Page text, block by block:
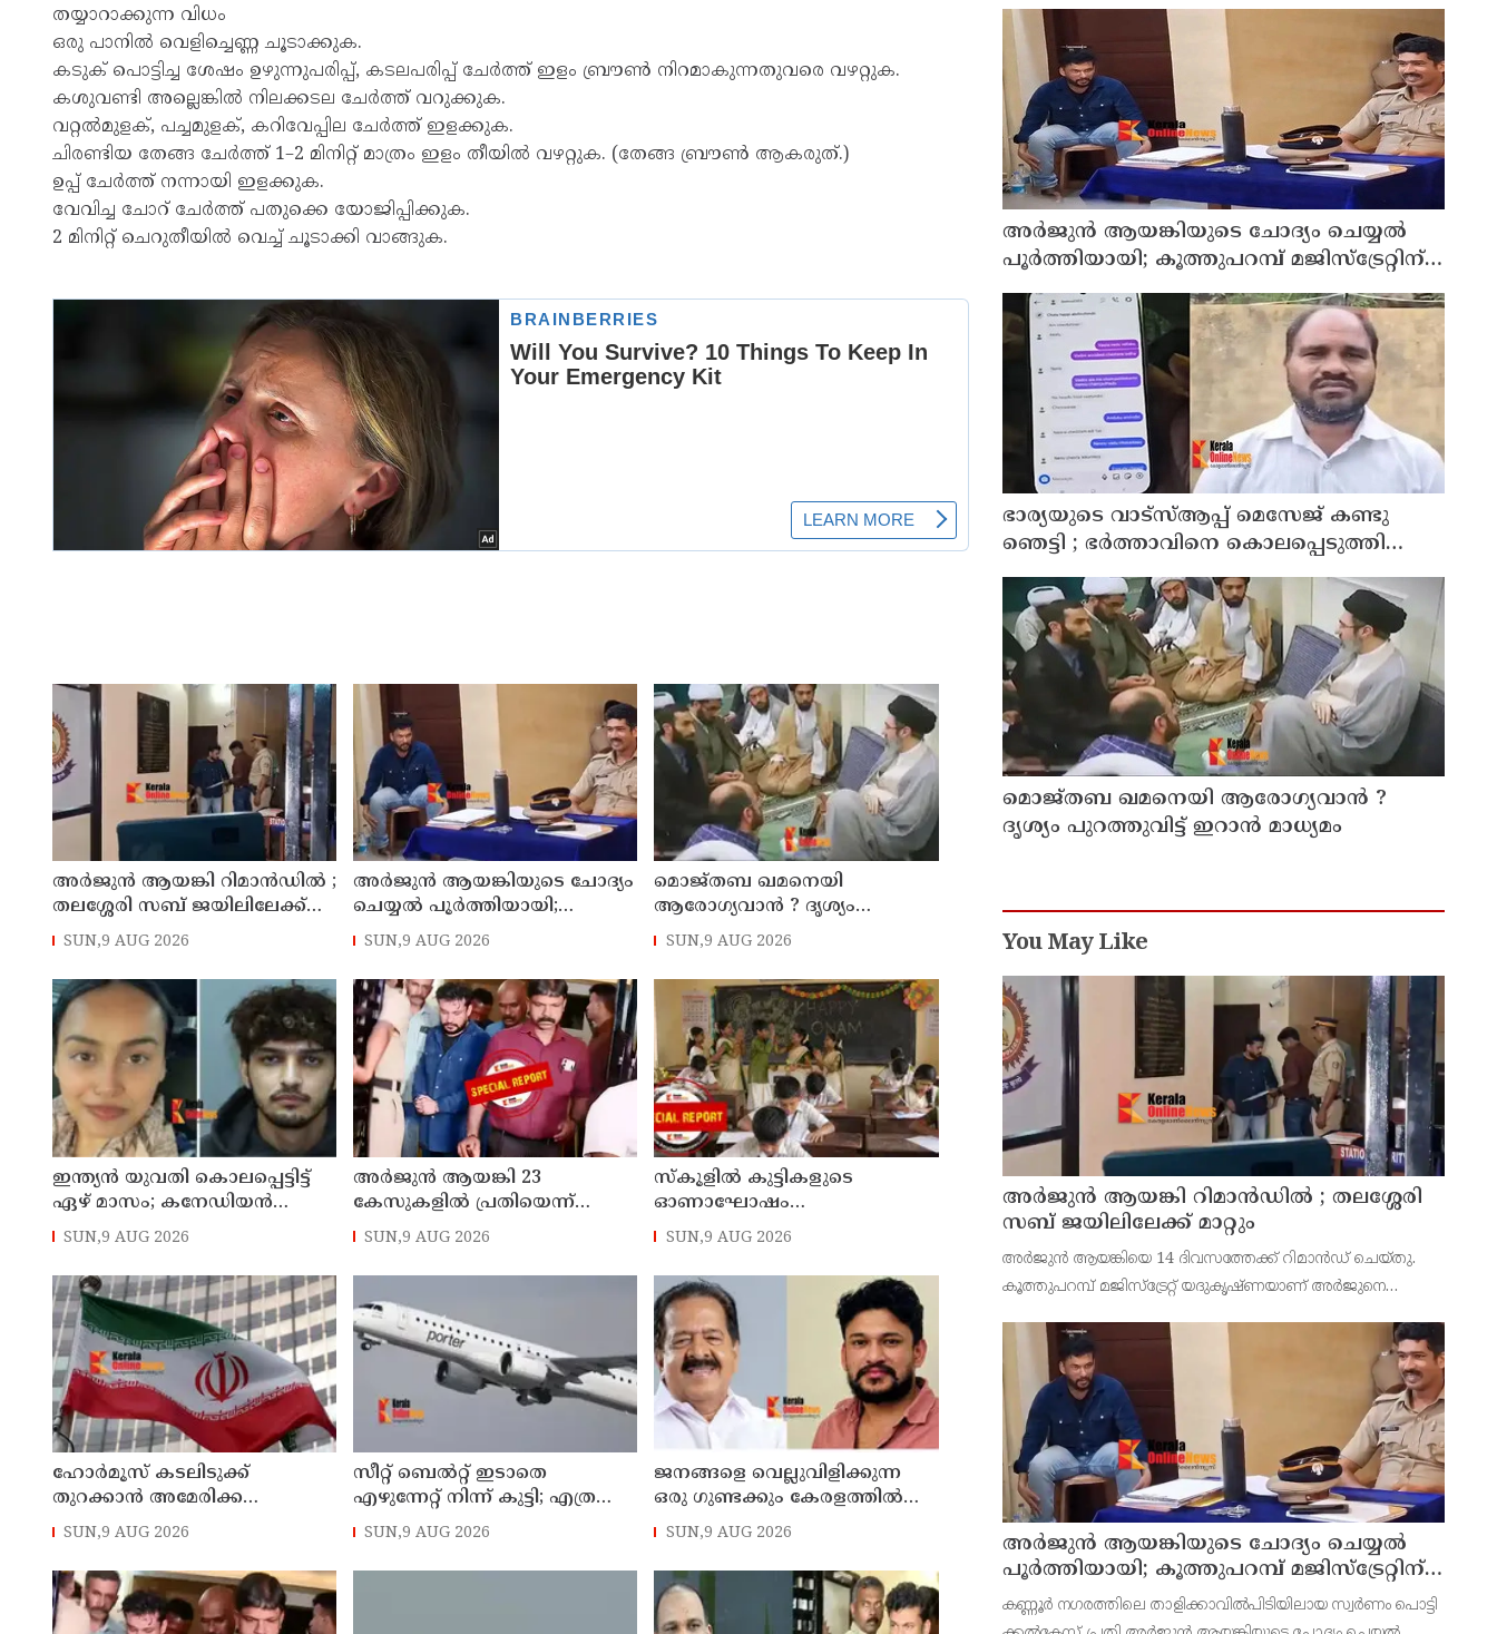
തയ്യാറാക്കുന്ന വിധം
ഒരു പാനിൽ വെളിച്ചെണ്ണ ചൂടാക്കുക.
കടുക് പൊട്ടിച്ച ശേഷം ഉഴുന്നുപരിപ്പ്, കടലപരിപ്പ് ചേർത്ത് ഇളം ബ്രൗൺ നിറമാകുന്നതുവരെ വഴറ്റുക.
കശുവണ്ടി അല്ലെങ്കിൽ നിലക്കടല ചേർത്ത് വറുക്കുക.
വറ്റൽമുളക്, പച്ചമുളക്, കറിവേപ്പില ചേർത്ത് ഇളക്കുക.
ചിരണ്ടിയ തേങ്ങ ചേർത്ത് 1–2 മിനിറ്റ് മാത്രം ഇളം തീയിൽ വഴറ്റുക. (തേങ്ങ ബ്രൗൺ ആകരുത്.)
ഉപ്പ് ചേർത്ത് നന്നായി ഇളക്കുക.
വേവിച്ച ചോറ് ചേർത്ത് പതുക്കെ യോജിപ്പിക്കുക.
2 മിനിറ്റ് ചെറുതീയിൽ വെച്ച് ചൂടാക്കി വാങ്ങുക.
അര്‍ജുന്‍ ആയങ്കി റിമാന്‍ഡില്‍ ;
തലശ്ശേരി സബ് ജയിലിലേക്ക്
മാറ്റും
SUN,9 AUG 2026
അര്‍ജുന്‍ ആയങ്കിയുടെ ചോദ്യം
ചെയ്യല്‍ പൂര്‍ത്തിയായി;
കൂത്തുപറമ്പ് മജിസ്ട്രേറ്റിന്
SUN,9 AUG 2026
മൊജ്തബ ഖമനെയി
ആരോഗ്യവാന്‍ ? ദൃശ്യം
പുറത്തുവിട്ട് ഇറാന്‍ മാധ്യമം
SUN,9 AUG 2026
ഇന്ത്യന്‍ യുവതി കൊലപ്പെട്ടിട്ട്
ഏഴ് മാസം; കനേഡിയന്‍
പൗരനായ പങ്കാളി അറസ്റ്റില്‍
SUN,9 AUG 2026
അര്‍ജുന്‍ ആയങ്കി 23
കേസുകളില്‍ പ്രതിയെന്ന്
പൊലിസ് : കാപ്പ ചുമത്തി
ജയിലില്‍ അടക്കാന്‍ നീക്കം
SUN,9 AUG 2026
സ്‌കൂളില്‍ കുട്ടികളുടെ
ഓണാഘോഷം
ഇല്ലാതാക്കുന്നത്
എന്തിനുവേണ്ടി? പരീക്ഷ
ഷെഡ്യൂള്‍ മാറ്റിയത്
തിരുത്തുമോ?
SUN,9 AUG 2026
ഹോര്‍മൂസ് കടലിടുക്ക്
തുറക്കാന്‍ അമേരിക്ക
പെരുമാറ്റം തിരുത്തണം: 6
ദേശീയ സുരക്ഷാ കൗണ്‍സില്‍
SUN,9 AUG 2026
സീറ്റ് ബെല്‍റ്റ് ഇടാതെ
എഴുന്നേറ്റ് നിന്ന് കുട്ടി; എത്ര
ശ്രമിച്ചിട്ടും ഇടില്ലെന്ന്
റദ്ദാക്കി
SUN,9 AUG 2026
ജനങ്ങളെ വെല്ലുവിളിക്കുന്ന
ഒരു ഗുണ്ടക്കും കേരളത്തില്‍
സ്ഥാനമുണ്ടാകില്ല: രമേശ്
SUN,9 AUG 2026
അര്‍ജുന്‍ ആയങ്കിയുടെ ചോദ്യം ചെയ്യല്‍
പൂര്‍ത്തിയായി; കൂത്തുപറമ്പ് മജിസ്ട്രേറ്റിന്
മുൻപില്‍ ഹാജരാക്കും
ഭാര്യയുടെ വാട്സ്ആപ്പ് മെസേജ് കണ്ടു
ഞെട്ടി ; ഭര്‍ത്താവിനെ കൊലപ്പെടുത്തി
മരണം റോഡപകടമാക്കി മാറ്റാന്‍
കാമുകനുമായി പദ്ധതിയിട്ട യുവതിയും
സുഹൃത്തും ഒളിവില്‍
മൊജ്തബ ഖമനെയി ആരോഗ്യവാന്‍ ?
ദൃശ്യം പുറത്തുവിട്ട് ഇറാന്‍ മാധ്യമം
You May Like
അര്‍ജുന്‍ ആയങ്കി റിമാന്‍ഡില്‍ ; തലശ്ശേരി
സബ് ജയിലിലേക്ക് മാറ്റും
അർജുൻ ആയങ്കിയെ 14 ദിവസത്തേക്ക് റിമാൻഡ് ചെയ്തു.
കൂത്തുപറമ്പ് മജിസ്ട്രേറ്റ് യദുകൃഷ്ണയാണ് അർജുനെ
ഭീഷണിപ്പെടുത്തിയെന്നാരോപിച്ച് ‌
അര്‍ജുന്‍ ആയങ്കിയുടെ ചോദ്യം ചെയ്യല്‍
പൂര്‍ത്തിയായി; കൂത്തുപറമ്പ് മജിസ്ട്രേറ്റിന്
മുൻപില്‍ ഹാജരാക്കും
കണ്ണൂർ നഗരത്തിലെ താളിക്കാവിൽപിടിയിലായ സ്വർണം പൊട്ടി